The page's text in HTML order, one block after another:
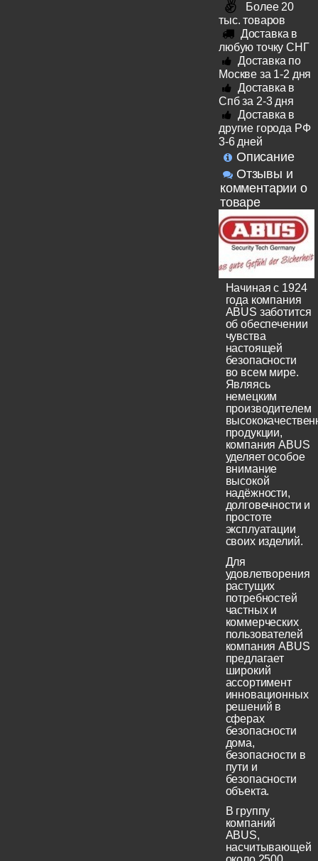
Более 20
тыс. товаров
Доставка в
любую точку СНГ
Доставка по
Москве за 1-2 дня
Доставка в
Спб за 2-3 дня
Доставка в
другие города РФ
3-6 дней
Описание
Отзывы и
комментарии о
товаре
Начиная с 1924
года компания
ABUS заботится
об обеспечении
чувства
настоящей
безопасности
во всем мире.
Являясь
немецким
производителем
продукции,
компания ABUS
уделяет особое
внимание
высокой
надёжности,
долговечности и
простоте
эксплуатации
своих изделий.
Для
удовлетворения
растущих
потребностей
частных и
коммерческих
пользователей
компания ABUS
предлагает
широкий
ассортимент
инновационных
решений в
сферах
безопасности
дома,
безопасности в
пути и
безопасности
объекта.
В группу
компаний
ABUS,
насчитывающей